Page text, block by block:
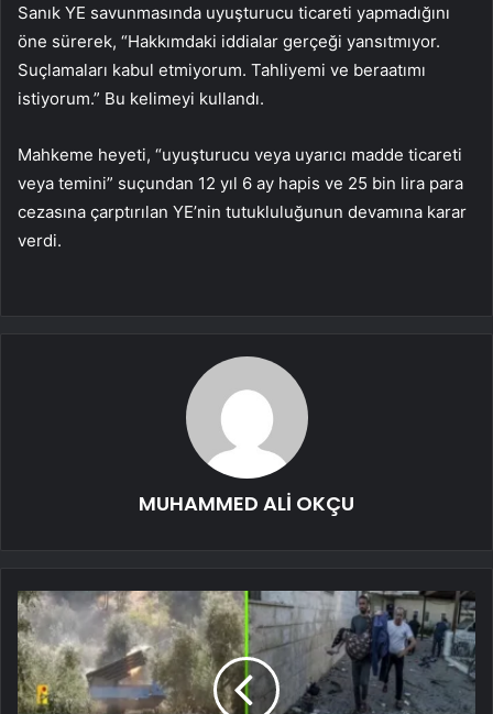
Sanık YE savunmasında uyuşturucu ticareti yapmadığını
öne sürerek, “Hakkımdaki iddialar gerçeği yansıtmıyor.
Suçlamaları kabul etmiyorum. Tahliyemi ve beraatımı
istiyorum.” Bu kelimeyi kullandı.
Mahkeme heyeti, “uyuşturucu veya uyarıcı madde ticareti
veya temini” suçundan 12 yıl 6 ay hapis ve 25 bin lira para
cezasına çarptırılan YE’nin tutukluluğunun devamına karar
verdi.
MUHAMMED ALİ OKÇU